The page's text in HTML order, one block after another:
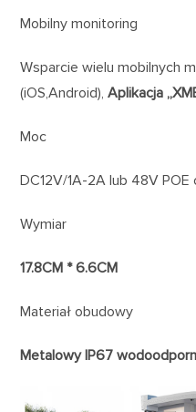
Mobilny monitoring
Wsparcie wielu mobilnych
(iOS,Android),Aplikacja
Moc
DC12V/1A-2A lub 48V
Wymiar
17.8CM * 6.6CM
Materiał obudowy
Metalowy IP67